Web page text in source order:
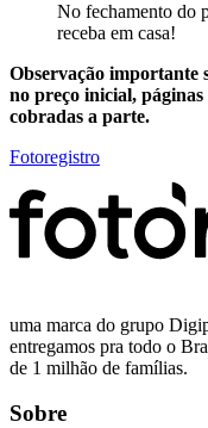
No fechamento do
receba em casa!
Observação importante
no preço inicial, páginas
cobradas a parte.
Fotoregistro
uma marca do grupo
entregamos pra todo o
de 1 milhão de famílias.
Sobre